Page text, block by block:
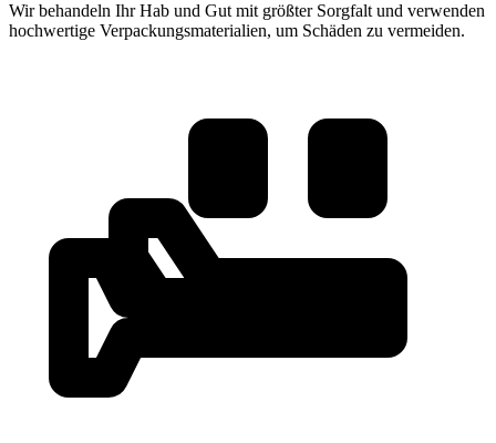
Wir behandeln Ihr Hab und Gut mit größter Sorgfalt und verwenden
hochwertige Verpackungsmaterialien, um Schäden zu vermeiden.